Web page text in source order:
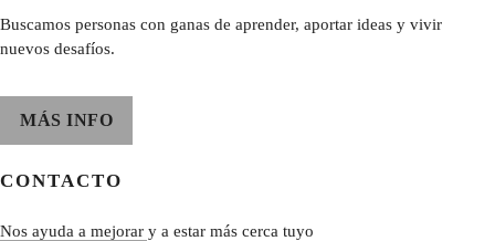
Buscamos personas con ganas de aprender, aportar ideas y vivir
nuevos desafíos.
MÁS INFO
CONTACTO
Nos ayuda a mejorar y a estar más cerca tuyo